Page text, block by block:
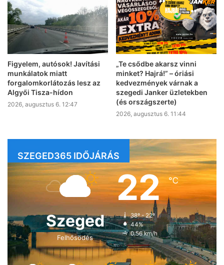
Figyelem, autósok! Javítási
munkálatok miatt
forgalomkorlátozás lesz az
Algyői Tisza-hídon
2026, augusztus 6. 12:47
„Te csődbe akarsz vinni
minket? Hajrá!” – óriási
kedvezmények várnak a
szegedi Janker üzletekben
(és országszerte)
2026, augusztus 6. 11:44
SZEGED365 IDŐJÁRÁS
Szeged
Felhősödés
22℃
38º - 22º
44%
0.56 km/h